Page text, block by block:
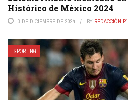
Histórico de México 2024
3 DE DICIEMBRE DE 2024 BY REDACCIÓN P1
SPORTING